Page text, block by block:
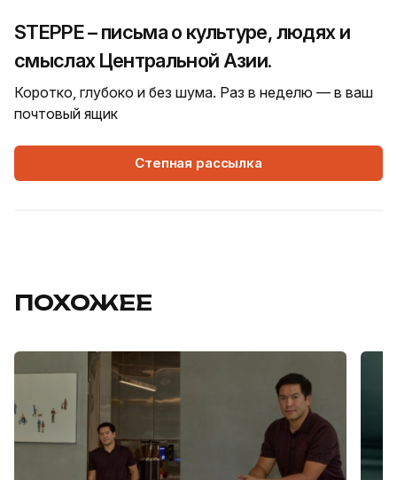
STEPPE – письма о культуре, людях и
смыслах Центральной Азии.
Коротко, глубоко и без шума. Раз в неделю — в ваш
почтовый ящик
Степная рассылка
ПОХОЖЕЕ